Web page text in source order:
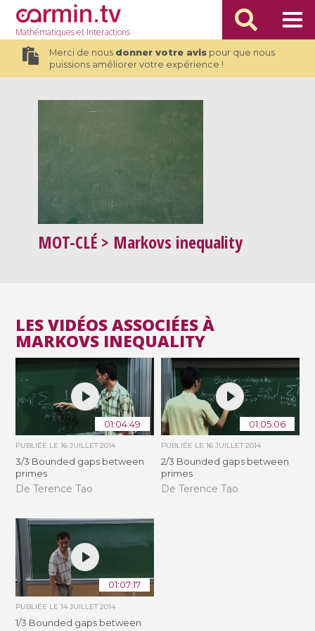
Mathématiqueset Interactions
Merci de nous donner votre avispour que nous
puissions améliorer votre expérience !
MOT-CLÉ > Markovs inequality
LES VIDÉOS ASSOCIÉES À
MARKOVS INEQUALITY
01:04:49
PUBLIÉE LE16 JUILLET 2014
3/3 Bounded gaps between
primes
De Terence Tao
01:05:06
PUBLIÉE LE 16 JUILLET 2014
2/3 Bounded gaps between
primes
De Terence Tao
01:07:17
PUBLIÉE LE14 JUILLET 2014
1/3 Bounded gaps between